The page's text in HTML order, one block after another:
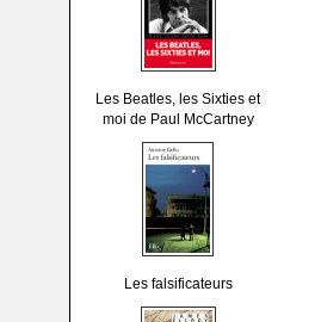
Les Beatles, les Sixties et
moi de Paul McCartney
Les falsificateurs